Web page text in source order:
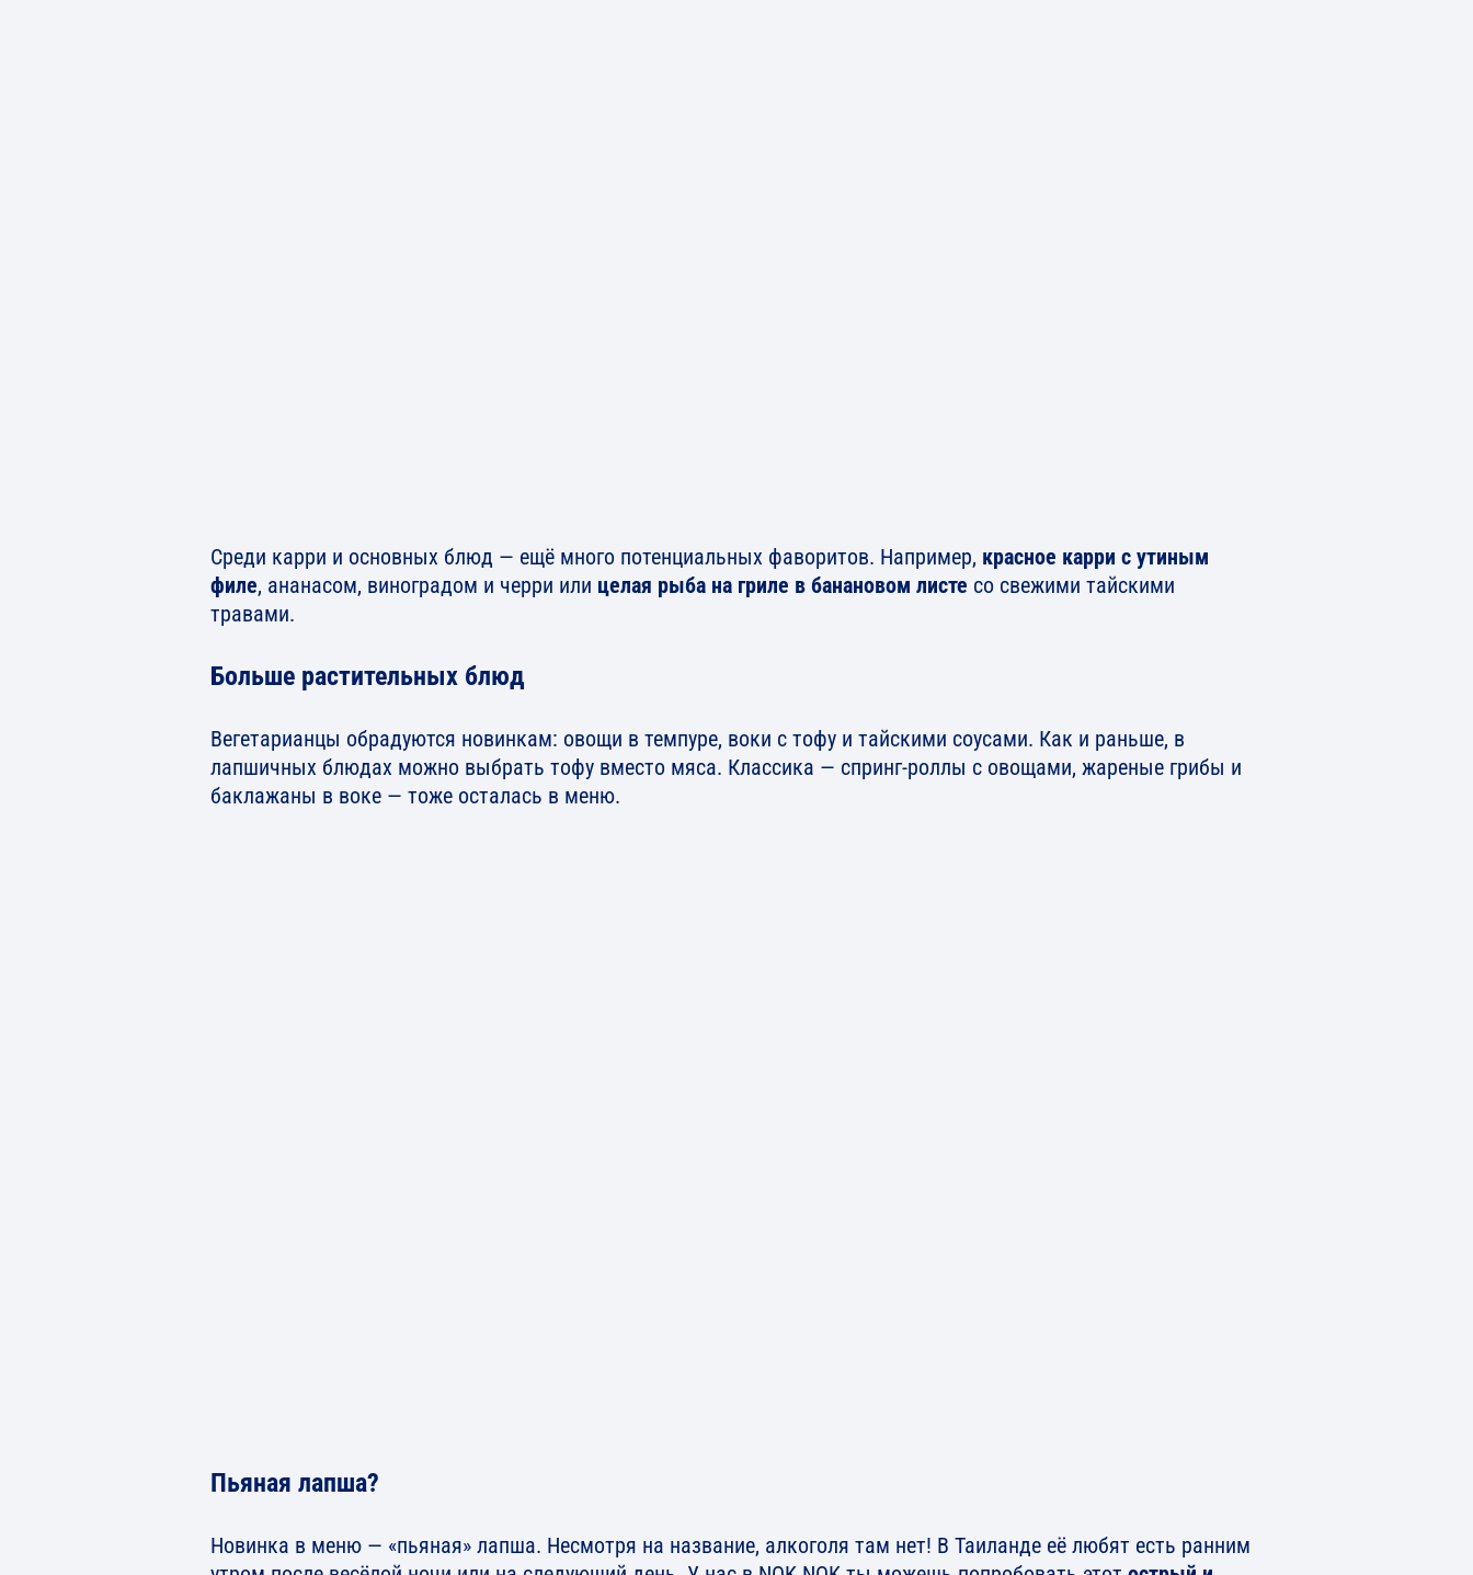
Среди карри и основных блюд — ещё много потенциальных фаворитов. Например, красное карри с утиным
филе, ананасом, виноградом и черри или целая рыба на гриле в банановом листе со свежими тайскими
травами.
Больше растительных блюд
Вегетарианцы обрадуются новинкам: овощи в темпуре, воки с тофу и тайскими соусами. Как и раньше, в
лапшичных блюдах можно выбрать тофу вместо мяса. Классика — спринг-роллы с овощами, жареные грибы и
баклажаны в воке — тоже осталась в меню.
Пьяная лапша?
Новинка в меню — «пьяная» лапша. Несмотря на название, алкоголя там нет! В Таиланде её любят есть ранним